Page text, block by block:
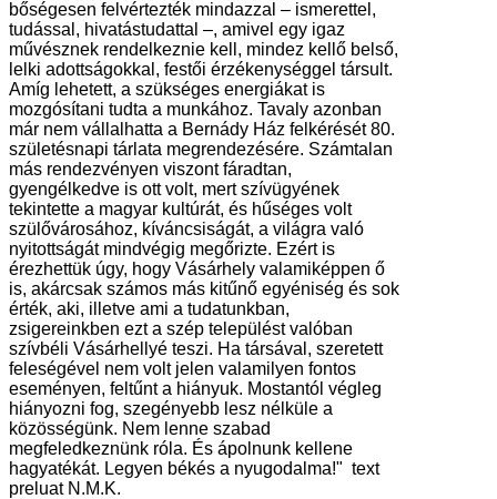
bőségesen felvértezték mindazzal – ismerettel,
tudással, hivatástudattal –, amivel egy igaz
művésznek rendelkeznie kell, mindez kellő belső,
lelki adottságokkal, festői érzékenységgel társult.
Amíg lehetett, a szükséges energiákat is
mozgósítani tudta a munkához. Tavaly azonban
már nem vállalhatta a Bernády Ház felkérését 80.
születésnapi tárlata megrendezésére. Számtalan
más rendezvényen viszont fáradtan,
gyengélkedve is ott volt, mert szívügyének
tekintette a magyar kultúrát, és hűséges volt
szülővárosához, kíváncsiságát, a világra való
nyitottságát mindvégig megőrizte. Ezért is
érezhettük úgy, hogy Vásárhely valamiképpen ő
is, akárcsak számos más kitűnő egyéniség és sok
érték, aki, illetve ami a tudatunkban,
zsigereinkben ezt a szép települést valóban
szívbéli Vásárhellyé teszi. Ha társával, szeretett
feleségével nem volt jelen valamilyen fontos
eseményen, feltűnt a hiányuk. Mostantól végleg
hiányozni fog, szegényebb lesz nélküle a
közösségünk. Nem lenne szabad
megfeledkeznünk róla. És ápolnunk kellene
hagyatékát. Legyen békés a nyugodalma!" text
preluat N.M.K.